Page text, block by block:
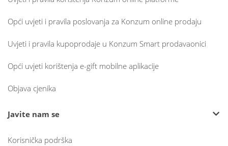
Opći uvjeti i pravila poslovanja za Konzum online prodaju
Uvjeti i pravila kupoprodaje u Konzum Smart prodavaonici
Opći uvjeti korištenja e-gift mobilne aplikacije
Objava cjenika
Javite nam se
Korisnička podrška